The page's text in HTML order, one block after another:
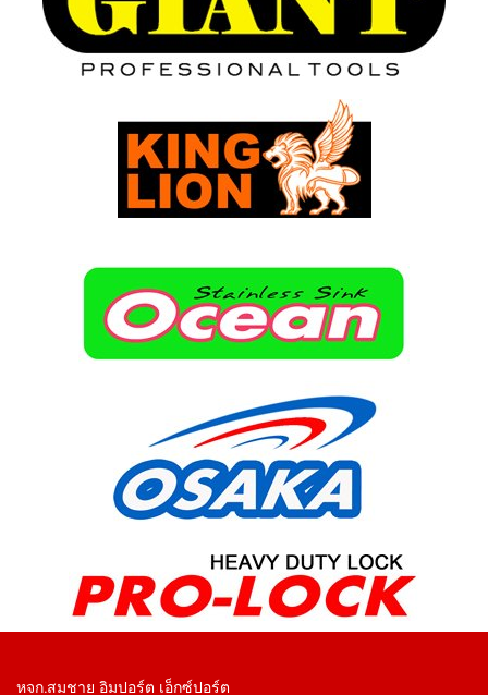
หจก.สมชาย อิมปอร์ต เอ็กซ์ปอร์ต